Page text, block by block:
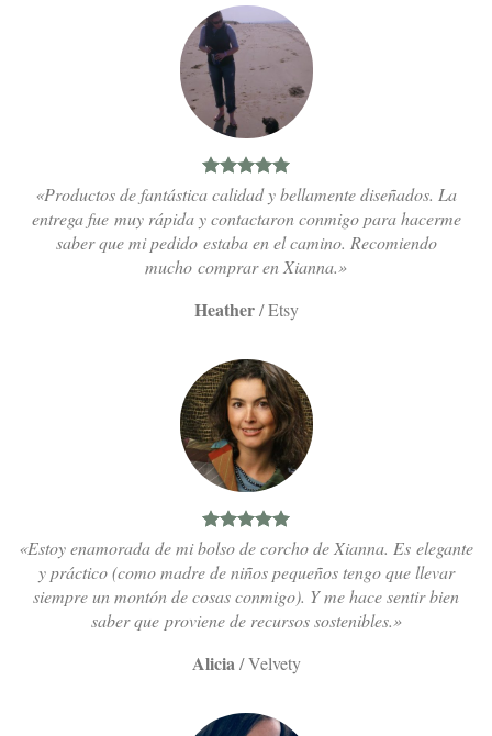
«Productos de fantástica calidad y bellamente diseñados. La
entrega fue muy rápida y contactaron conmigo para hacerme
saber que mi pedido estaba en el camino. Recomiendo
mucho comprar en Xianna.»
Heather /Etsy
«Estoy enamorada de mi bolso de corcho de Xianna. Es elegante
y práctico (como madre de niños pequeños tengo que llevar
siempre un montón de cosas conmigo). Y me hace sentir bien
saber que proviene de recursos sostenibles.»
Alicia /Velvety